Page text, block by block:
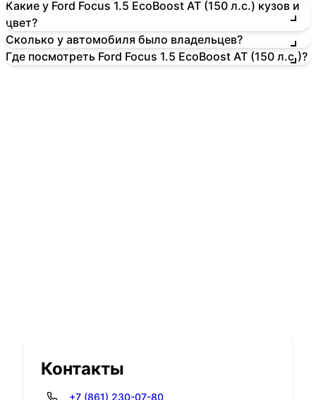
Какие у Ford Focus 1.5 EcoBoost AT (150 л.с.) кузов и
цвет?
Сколько у автомобиля было владельцев?
Где посмотреть Ford Focus 1.5 EcoBoost AT (150 л.с.)?
Контакты
+7 (861) 230-07-80